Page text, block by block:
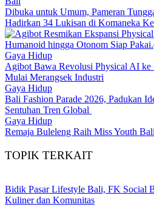
Dibuka untuk Umum, Pameran
Hadirkan 34 Lukisan di Komaneka
Gaya Hidup
Agibot Bawa Revolusi Physical AI ke
Mulai Merangsek Industri
Gaya Hidup
Bali Fashion Parade 2026, Padukan
Sentuhan Tren Global
Gaya Hidup
Remaja Buleleng Raih Miss Youth
TOPIK TERKAIT
Bidik Pasar Lifestyle Bali, FK Social
Kuliner dan Komunitas